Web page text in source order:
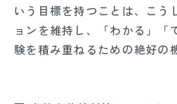
いう目標を持つことは、こう
ョンを維持し、「わかる」「
験を積み重ねるための絶好の